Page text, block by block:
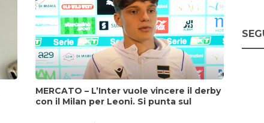
MERCATO – L’Inter vuole vincere il derby
con il Milan per Leoni. Si punta sul